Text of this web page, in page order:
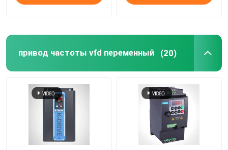
инвертор одиночной фазы
Трехфазный инвертор
привод частоты vfd переменный
Стартер мотора мягкий
солнечный инвертор насоса
привод частоты vfd переменный (20)